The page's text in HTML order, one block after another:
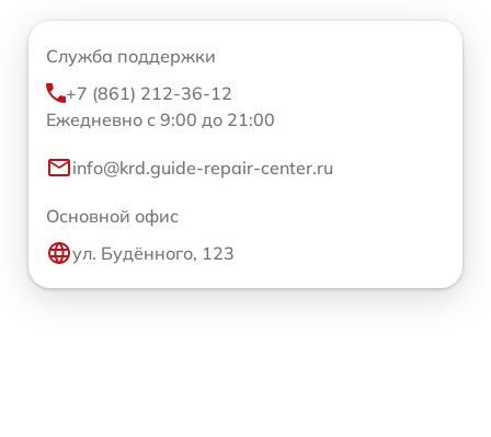
Служба поддержки
+7 (861) 212-36-12
Ежедневно с 9:00 до 21:00
info@krd.guide-repair-center.ru
Основной офис
ул. Будённого, 123